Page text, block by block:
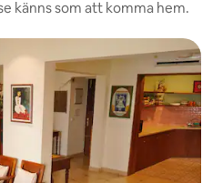
känns som att komma hem.